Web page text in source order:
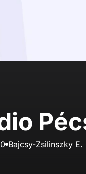
Bajcsy-Zsilinszky E.